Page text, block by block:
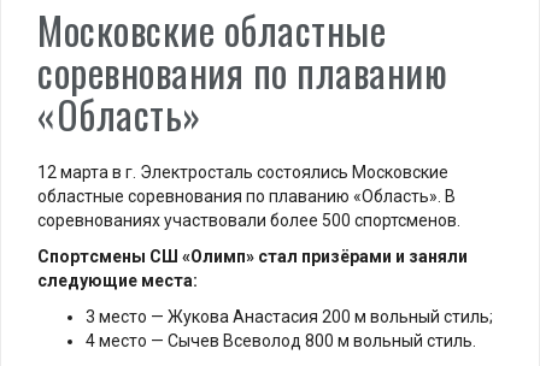
Московские областные
соревнования по плаванию
«Область»
12 марта в г. Электросталь состоялись Московские
областные соревнования по плаванию «Область». В
соревнованиях участвовали более 500 спортсменов.
Спортсмены СШ «Олимп» стал призёрами и заняли
следующие места:
3 место — Жукова Анастасия 200 м вольный стиль;
4 место — Сычев Всеволод 800 м вольный стиль.